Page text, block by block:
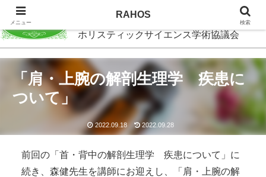
RAHOS
ホリスティックサイエンス学術協議会
「肩・上腕の解剖生理学 疾患に
ついて」
2022.09.18 2022.09.28
前回の「首・背中の解剖生理学 疾患について」に
続き、森健先生を講師にお迎えし、「肩・上腕の解
メニュー
RAHOS
検索